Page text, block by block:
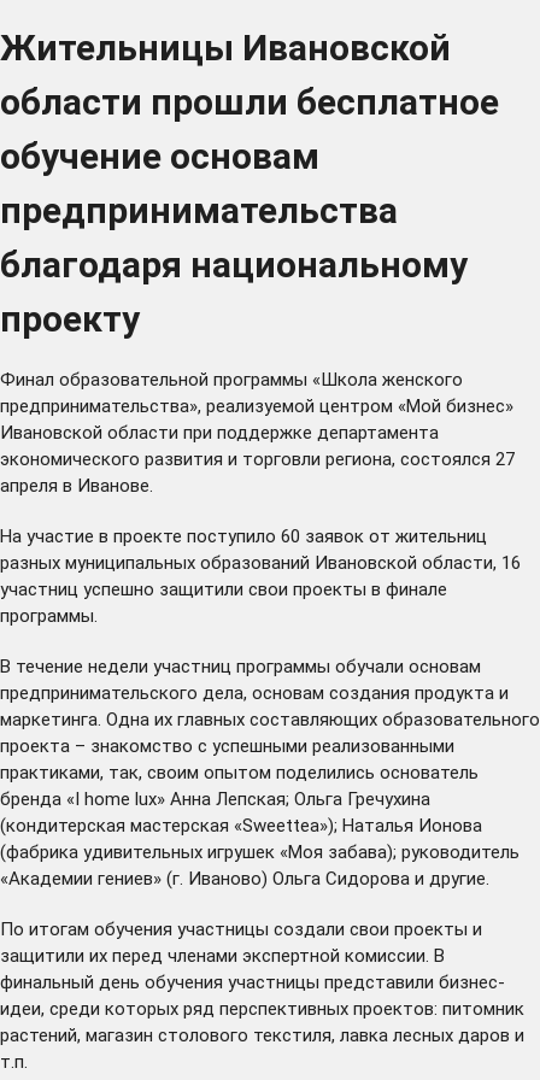
Жительницы Ивановской
области прошли бесплатное
обучение основам
предпринимательства
благодаря национальному
проекту
Финал образовательной программы «Школа женского
предпринимательства», реализуемой центром «Мой бизнес»
Ивановской области при поддержке департамента
экономического развития и торговли региона, состоялся 27
апреля в Иванове.
На участие в проекте поступило 60 заявок от жительниц
разных муниципальных образований Ивановской области, 16
участниц успешно защитили свои проекты в финале
программы.
В течение недели участниц программы обучали основам
предпринимательского дела, основам создания продукта и
маркетинга. Одна их главных составляющих образовательного
проекта – знакомство с успешными реализованными
практиками, так, своим опытом поделились основатель
бренда «I home lux» Анна Лепская; Ольга Гречухина
(кондитерская мастерская «Sweettea»); Наталья Ионова
(фабрика удивительных игрушек «Моя забава); руководитель
«Академии гениев» (г. Иваново) Ольга Сидорова и другие.
По итогам обучения участницы создали свои проекты и
защитили их перед членами экспертной комиссии. В
финальный день обучения участницы представили бизнес-
идеи, среди которых ряд перспективных проектов: питомник
растений, магазин столового текстиля, лавка лесных даров и
т.п.